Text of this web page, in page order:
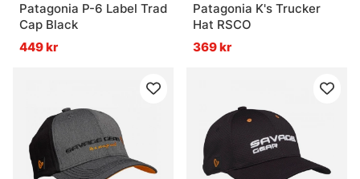
Patagonia P-6 Label Trad
Cap Black
449 kr
Patagonia K's Trucker
Hat RSCO
369 kr